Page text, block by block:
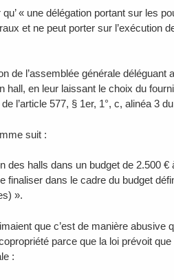
« une délégation portant sur les
et ne peut porter sur l’exécution
de l’assemblée générale déléguant
hall, en leur laissant le choix du
l’article 577, § 1er, 1°, c, alinéa 3
suit :
des halls dans un budget de 2.500
finaliser dans le cadre du budget
».
que c’est de manière abusive
parce que la loi prévoit
: